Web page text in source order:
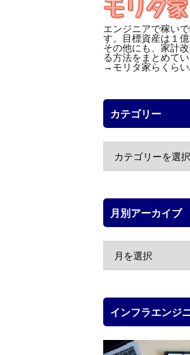
エンジニアで稼い
す。目標資産は１
その他にも、家計
る方法をまとめてい
→モリタ家らくら
カテゴリー
月別アーカイブ
インフラエンジ